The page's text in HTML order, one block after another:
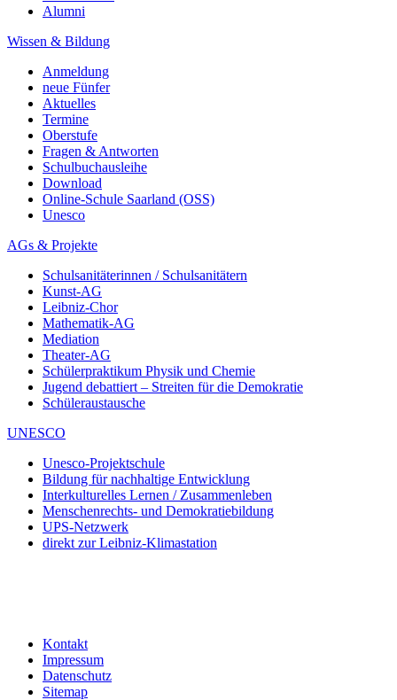
Alumni
Wissen & Bildung
Anmeldung
neue Fünfer
Aktuelles
Termine
Oberstufe
Fragen & Antworten
Schulbuchausleihe
Download
Online-Schule Saarland (OSS)
Unesco
AGs & Projekte
Schulsanitäterinnen / Schulsanitätern
Kunst-AG
Leibniz-Chor
Mathematik-AG
Mediation
Theater-AG
Schülerpraktikum Physik und Chemie
Jugend debattiert – Streiten für die Demokratie
Schüleraustausche
UNESCO
Unesco-Projektschule
Bildung für nachhaltige Entwicklung
Interkulturelles Lernen / Zusammenleben
Menschenrechts- und Demokratiebildung
UPS-Netzwerk
direkt zur Leibniz-Klimastation
Kontakt
Impressum
Datenschutz
Sitemap